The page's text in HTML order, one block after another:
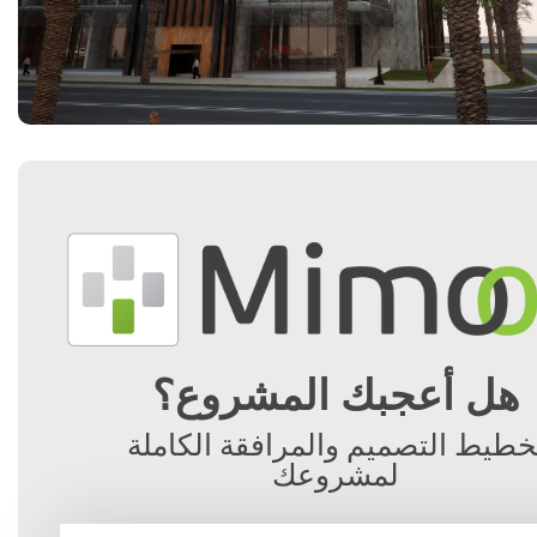
هل أعجبك المشروع؟
التصميم والمرافقة الكاملة
لمشروعك